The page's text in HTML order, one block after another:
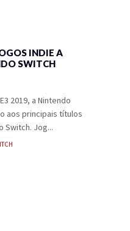
INDIE A
SWITCH
2019, a Nintendo
aos principais títulos
Switch. Jog...